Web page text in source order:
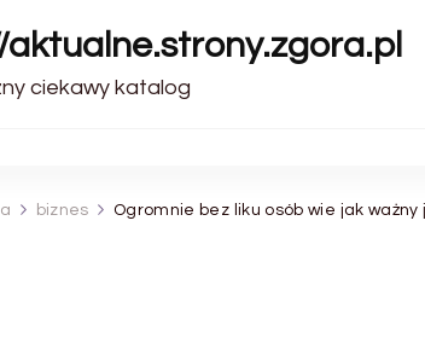
aktualne.strony.zgora.pl
ciekawy katalog
biznes Ogromnie bez liku osób wie jak